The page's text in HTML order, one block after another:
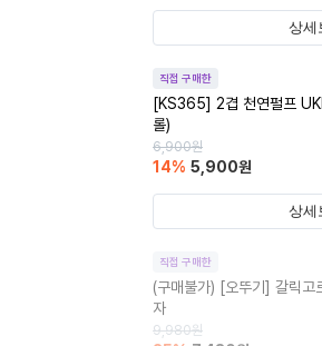
상세
직접 구매한
[KS365] 2겹 천연펄프
롤)
6,900원
14% 5,900원
상세
직접 구매한
(구매불가) [오뚜기] 갈릭고
자
9,980원